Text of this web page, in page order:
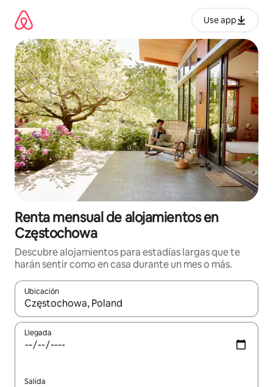
contenido
Use app
Renta mensual de alojamientos en
Częstochowa
Descubre alojamientos para estadías largas que te
harán sentir como en casa durante un mes o más.
Ubicación
Cuando los resultados estén disponibles, navega con las
Llegada
Salida